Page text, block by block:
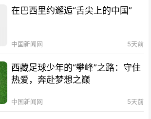
在巴西里约邂逅“舌尖上的中国”
中国新闻网 5天前
西藏足球少年的“攀峰”之路：守住
热爱，奔赴梦想之巅
中国新闻网 5天前